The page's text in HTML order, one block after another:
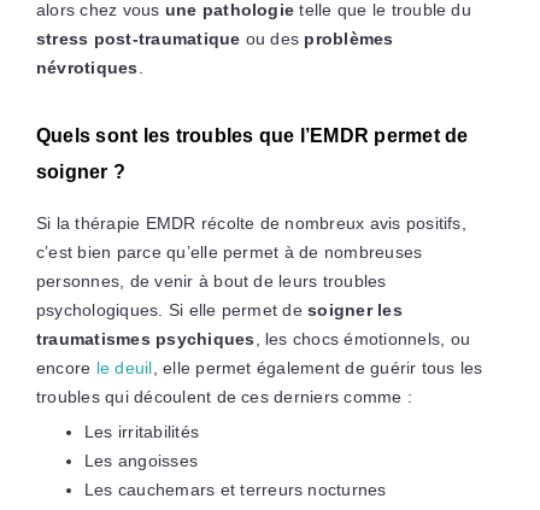
alors chez vous une pathologie telle que le trouble du
stress post-traumatique ou des problèmes
névrotiques
Quels sont les troubles que l’EMDR permet de
soigner ?
Si la thérapie EMDR récolte de nombreux avis positifs,
c’est bien parce qu’elle permet à de nombreuses
personnes, de venir à bout de leurs troubles
psychologiques. Si elle permet desoigner les
traumatismes psychiques , les chocs émotionnels, ou
encore le deuil , elle permet également de guérir tous les
troubles qui découlent de ces derniers comme :
Les irritabilités
Les angoisses
Les cauchemars et terreurs nocturnes